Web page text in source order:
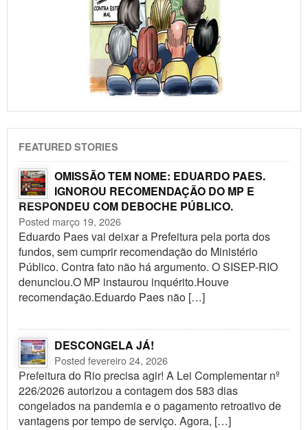
FEATURED STORIES
OMISSÃO TEM NOME: EDUARDO PAES.
IGNOROU RECOMENDAÇÃO DO MP E
RESPONDEU COM DEBOCHE PÚBLICO.
Posted março 19, 2026
Eduardo Paes vai deixar a Prefeitura pela porta dos
fundos, sem cumprir recomendação do Ministério
Público. Contra fato não há argumento. O SISEP-RIO
denunciou.O MP instaurou inquérito.Houve
recomendação.Eduardo Paes não […]
DESCONGELA JÁ!
Posted fevereiro 24, 2026
Prefeitura do Rio precisa agir! A Lei Complementar nº
226/2026 autorizou a contagem dos 583 dias
congelados na pandemia e o pagamento retroativo de
vantagens por tempo de serviço. Agora, […]